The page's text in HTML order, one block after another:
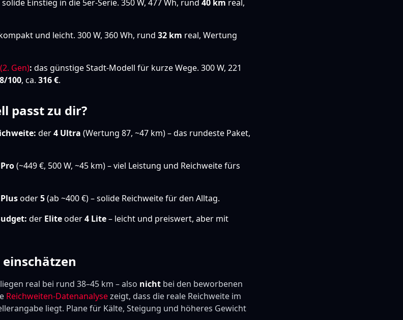
Einstieg in die 5er-Serie. 350 W, 477 Wh, rund 40 km real,
und leicht. 300 W, 360 Wh, rund 32 km real, Wertung
Gen): das günstige Stadt-Modell für kurze Wege. 300 W, 221
100, ca. 316 €.
passt zu dir?
der4 Ultra (Wertung 87, ~47 km) – das rundeste Paket,
(~449 €, 500 W, ~45 km) – viel Leistung und Reichweite fürs
oder5(ab ~400 €) – solide Reichweite für den Alltag.
der Eliteoder4 Lite– leicht und preiswert, aber mit
real bei rund 38–45 km – also nicht bei den beworbenen
Reichweiten-Datenanalysezeigt, dass die reale Reichweite im
liegt. Plane für Kälte, Steigung und höheres Gewicht